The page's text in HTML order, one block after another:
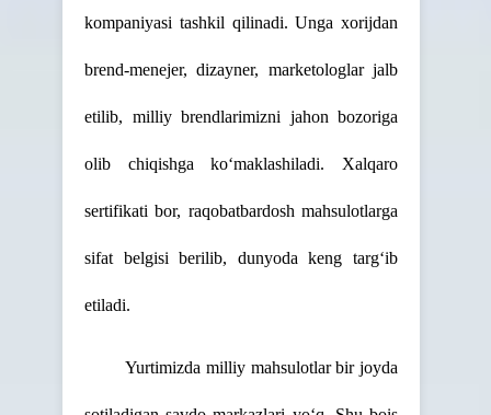
kompaniyasi tashkil qilinadi. Unga xorijdan
brend-menejer, dizayner, marketologlar jalb
etilib, milliy brendlarimizni jahon bozoriga
olib chiqishga ko‘maklashiladi. Xalqaro
sertifikati bor, raqobatbardosh mahsulotlarga
sifat belgisi berilib, dunyoda keng targ‘ib
etiladi.
Yurtimizda milliy mahsulotlar bir joyda